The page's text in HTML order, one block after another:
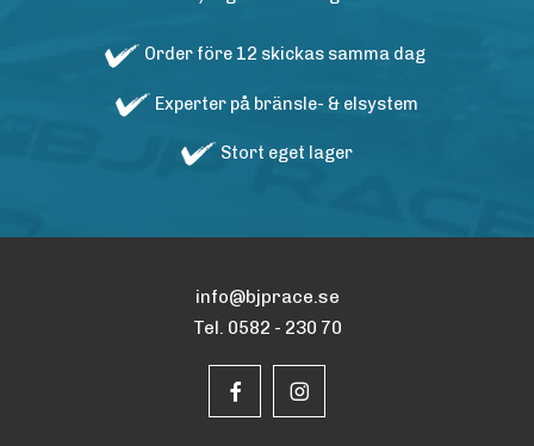
Order före 12 skickas samma dag
Experter på bränsle- & elsystem
Stort eget lager
info@bjprace.se
Tel. 0582 - 230 70